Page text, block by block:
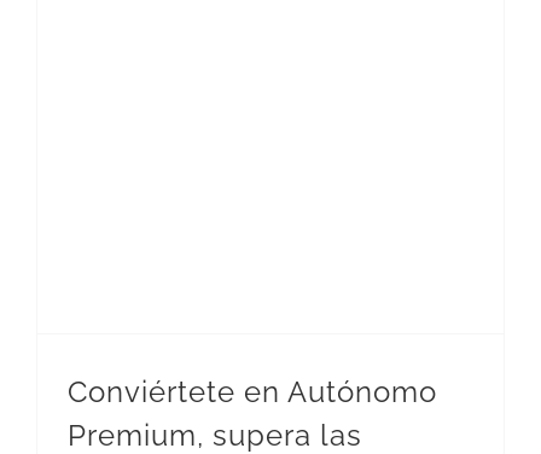
Conviértete en Autónomo
Premium, supera las